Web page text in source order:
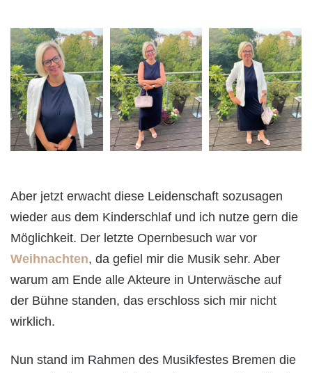
Aber jetzt erwacht diese Leidenschaft sozusagen
wieder aus dem Kinderschlaf und ich nutze gern die
Möglichkeit. Der letzte Opernbesuch war vor
Weihnachten, da gefiel mir die Musik sehr. Aber
warum am Ende alle Akteure in Unterwäsche auf
der Bühne standen, das erschloss sich mir nicht
wirklich.
Nun stand im Rahmen des Musikfestes Bremen die